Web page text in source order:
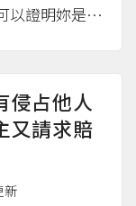
以證明妳是不
，依民法第10
於妳個人所
侵占他人
又請求賠
新